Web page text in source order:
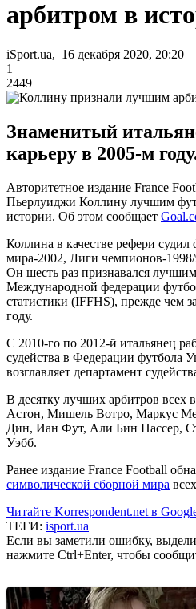
арбитром в
iSport.ua, 16 декабря 2020, 20:20
1
2449
Знаменитый
карьеру в 2005-м
Авторитетное издание France
Пьерлуиджи Коллину лучшим
истории. Об этом сообщает
Коллина в качестве рефери
мира-2002, Лиги чемпионов-
Он шесть раз признавался
Международной федерации
статистики (IFFHS), прежде чем
году.
С 2010-го по 2012-й итальянец
судейства в Федерации футбола
возглавляет департамент
В десятку лучших арбитров всех
Астон, Мишель Вотро, Маркус
Дин, Иан Фут, Али Бин Нассер,
Уэбб.
Ранее издание France Football
символической сборной мира
Читайте Korrespondent.net в
ТЕГИ: isport.ua
Если вы заметили ошибку,
нажмите Ctrl+Enter, чтобы